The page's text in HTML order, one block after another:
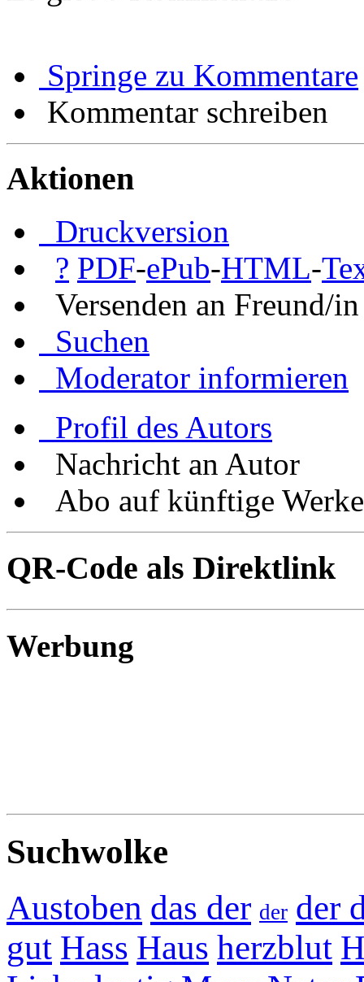
Springe zu Kommentare
Kommentar schreiben
Aktionen
Druckversion
? PDF-ePub-HTML-
Versenden an Freund/in
Suchen
Moderator informieren
Profil des Autors
Nachricht an Autor
Abo auf künftige Werke
QR-Code als Direktlink
Werbung
Suchwolke
Austoben das der der der
gut Hass Haus herzblut